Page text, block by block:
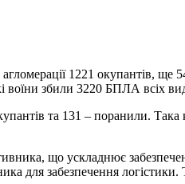
агломерації 1221
воїни збили 3220 БПЛА всіх
та 131 – поранили. Така
для забезпечення